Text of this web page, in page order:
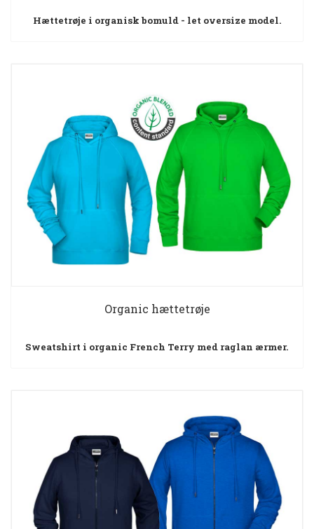
Hættetrøje i organisk bomuld - let oversize model.
Organic hættetrøje
Sweatshirt i organic French Terry med raglan ærmer.